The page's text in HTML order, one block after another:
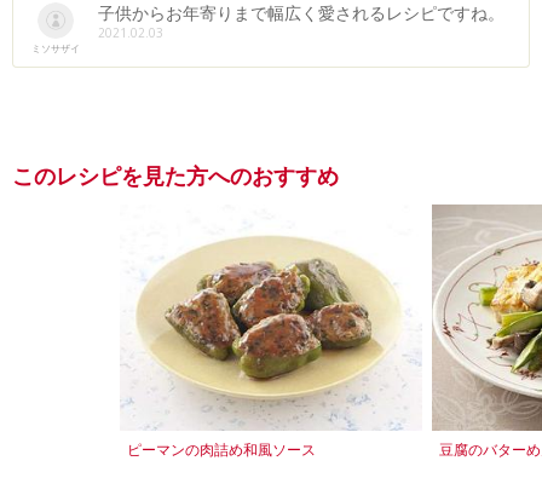
ミソサザイ
子供からお年寄りまで幅広く愛されるレシピですね。
2021.02.03
このレシピを見た方へのおすすめ
ピーマンの肉詰め和風ソース 豆腐のバター